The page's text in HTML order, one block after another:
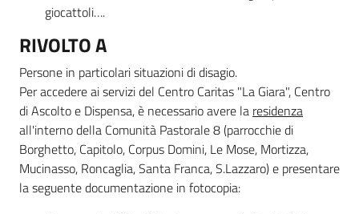
giocattoli….
RIVOLTO A
Persone in particolari situazioni di disagio.
Per accedere ai servizi del Centro Caritas "La Giara", Centro
di Ascolto e Dispensa, è necessario avere la residenza
all'interno della Comunità Pastorale 8 (parrocchie di
Borghetto, Capitolo, Corpus Domini, Le Mose, Mortizza,
Mucinasso, Roncaglia, Santa Franca, S.Lazzaro) e presentare
la seguente documentazione in fotocopia: